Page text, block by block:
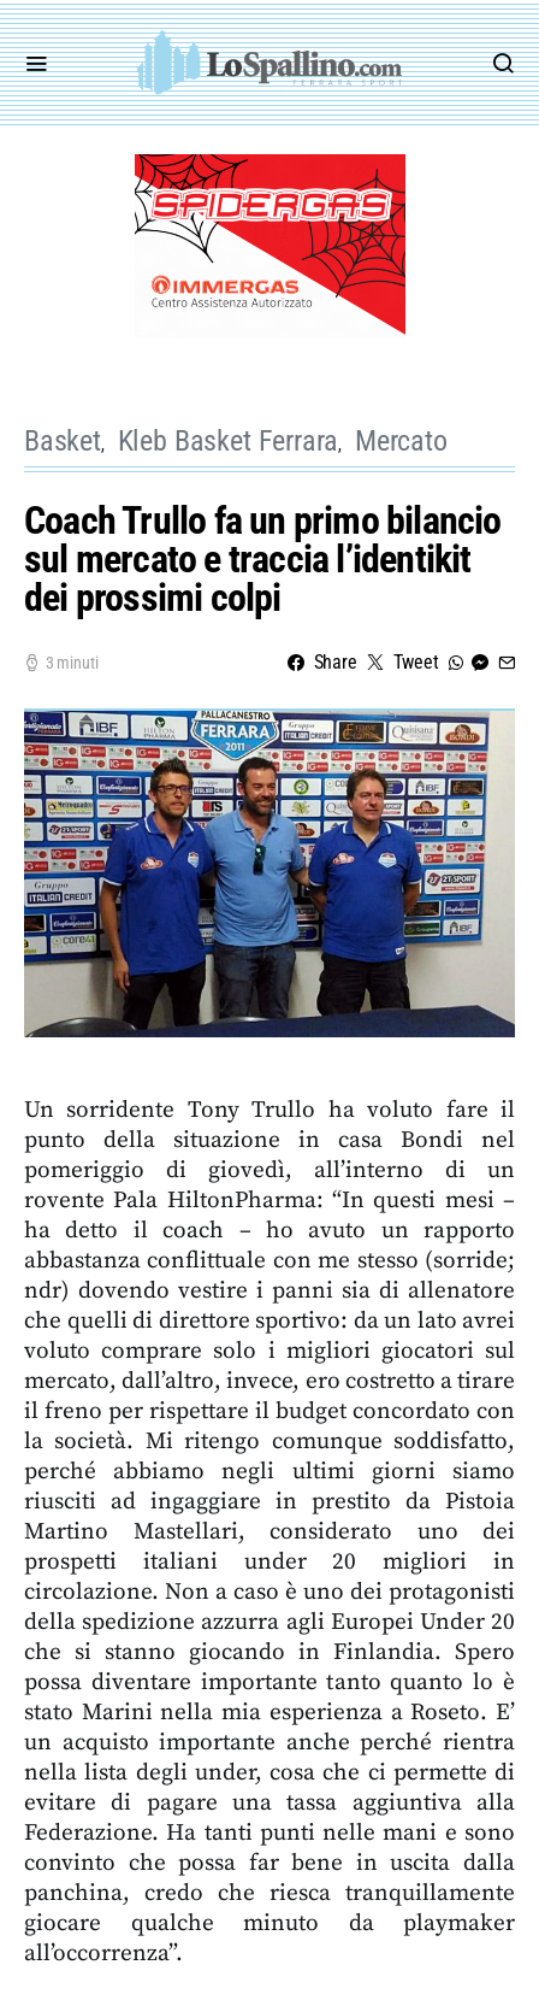
Basket Kleb Basket Ferrara Mercato
Coach Trullo fa un primo bilancio
sul mercato e traccia l’identikit
dei prossimi colpi
3 minuti Share Tweet
Un sorridente Tony Trullo ha voluto fare il
punto della situazione in casa Bondi nel
pomeriggio di giovedì, all’interno di un
rovente Pala HiltonPharma: “In questi mesi –
ha detto il coach – ho avuto un rapporto
abbastanza conflittuale con me stesso (sorride;
ndr) dovendo vestire i panni sia di allenatore
che quelli di direttore sportivo: da un lato avrei
voluto comprare solo i migliori giocatori sul
mercato, dall’altro, invece, ero costretto a tirare
il freno per rispettare il budget concordato con
la società. Mi ritengo comunque soddisfatto,
perché abbiamo negli ultimi giorni siamo
riusciti ad ingaggiare in prestito da Pistoia
Martino Mastellari, considerato uno dei
prospetti italiani under 20 migliori in
circolazione. Non a caso è uno dei protagonisti
della spedizione azzurra agli Europei Under 20
che si stanno giocando in Finlandia. Spero
possa diventare importante tanto quanto lo è
stato Marini nella mia esperienza a Roseto. E’
un acquisto importante anche perché rientra
nella lista degli under, cosa che ci permette di
evitare di pagare una tassa aggiuntiva alla
Federazione. Ha tanti punti nelle mani e sono
convinto che possa far bene in uscita dalla
panchina, credo che riesca tranquillamente
giocare qualche minuto da playmaker
all’occorrenza”.